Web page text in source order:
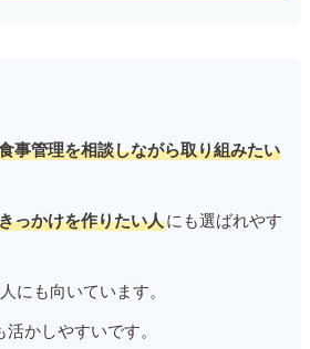
事管理を相談しながら取り組みたい
っかけを作りたい人にも選ばれやす
にも向いています。
かしやすいです。